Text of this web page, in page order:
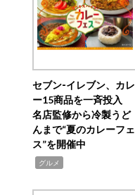
セブン‐イレブン、カレ
ー15商品を一斉投入
名店監修から冷製うど
んまで“夏のカレーフェ
ス”を開催中
グルメ